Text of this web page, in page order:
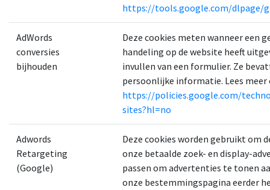
https://tools.google.com/dlpage/
AdWords
conversies
bijhouden
Deze cookies meten wanneer een
handeling op de website heeft
invullen van een formulier. Ze
persoonlijke informatie. Lees meer
https://policies.google.com/
sites?hl=no
Adwords
Retargeting
(Google)
Deze cookies worden gebruikt om
onze betaalde zoek- en display-
passen om advertenties te tonen
onze bestemmingspagina eerder